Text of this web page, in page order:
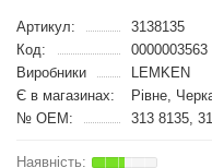
Артикул:
3138135
Код:
0000003563
Виробники
LEMKEN
Є в магазинах:
Рівне,
№ OEM:
313 8135,